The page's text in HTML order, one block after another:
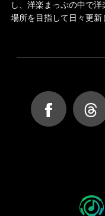
し、洋楽まっぷの中で
場所を目指して日々更新